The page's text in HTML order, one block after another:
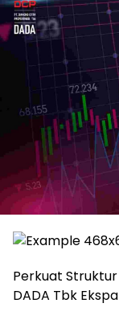
Perkuat Struktur
DADA Tbk